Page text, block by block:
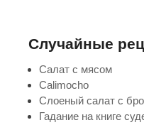
Случайные
Салат с мясом
Calimocho
Слоеный салат с
Гадание на книге